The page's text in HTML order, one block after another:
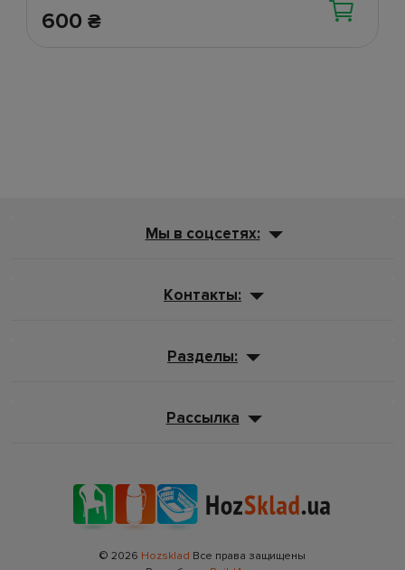
600 ₴
Мы в соцсетях:
Контакты:
Разделы:
Рассылка
© 2026 Hozsklad Все права защищены